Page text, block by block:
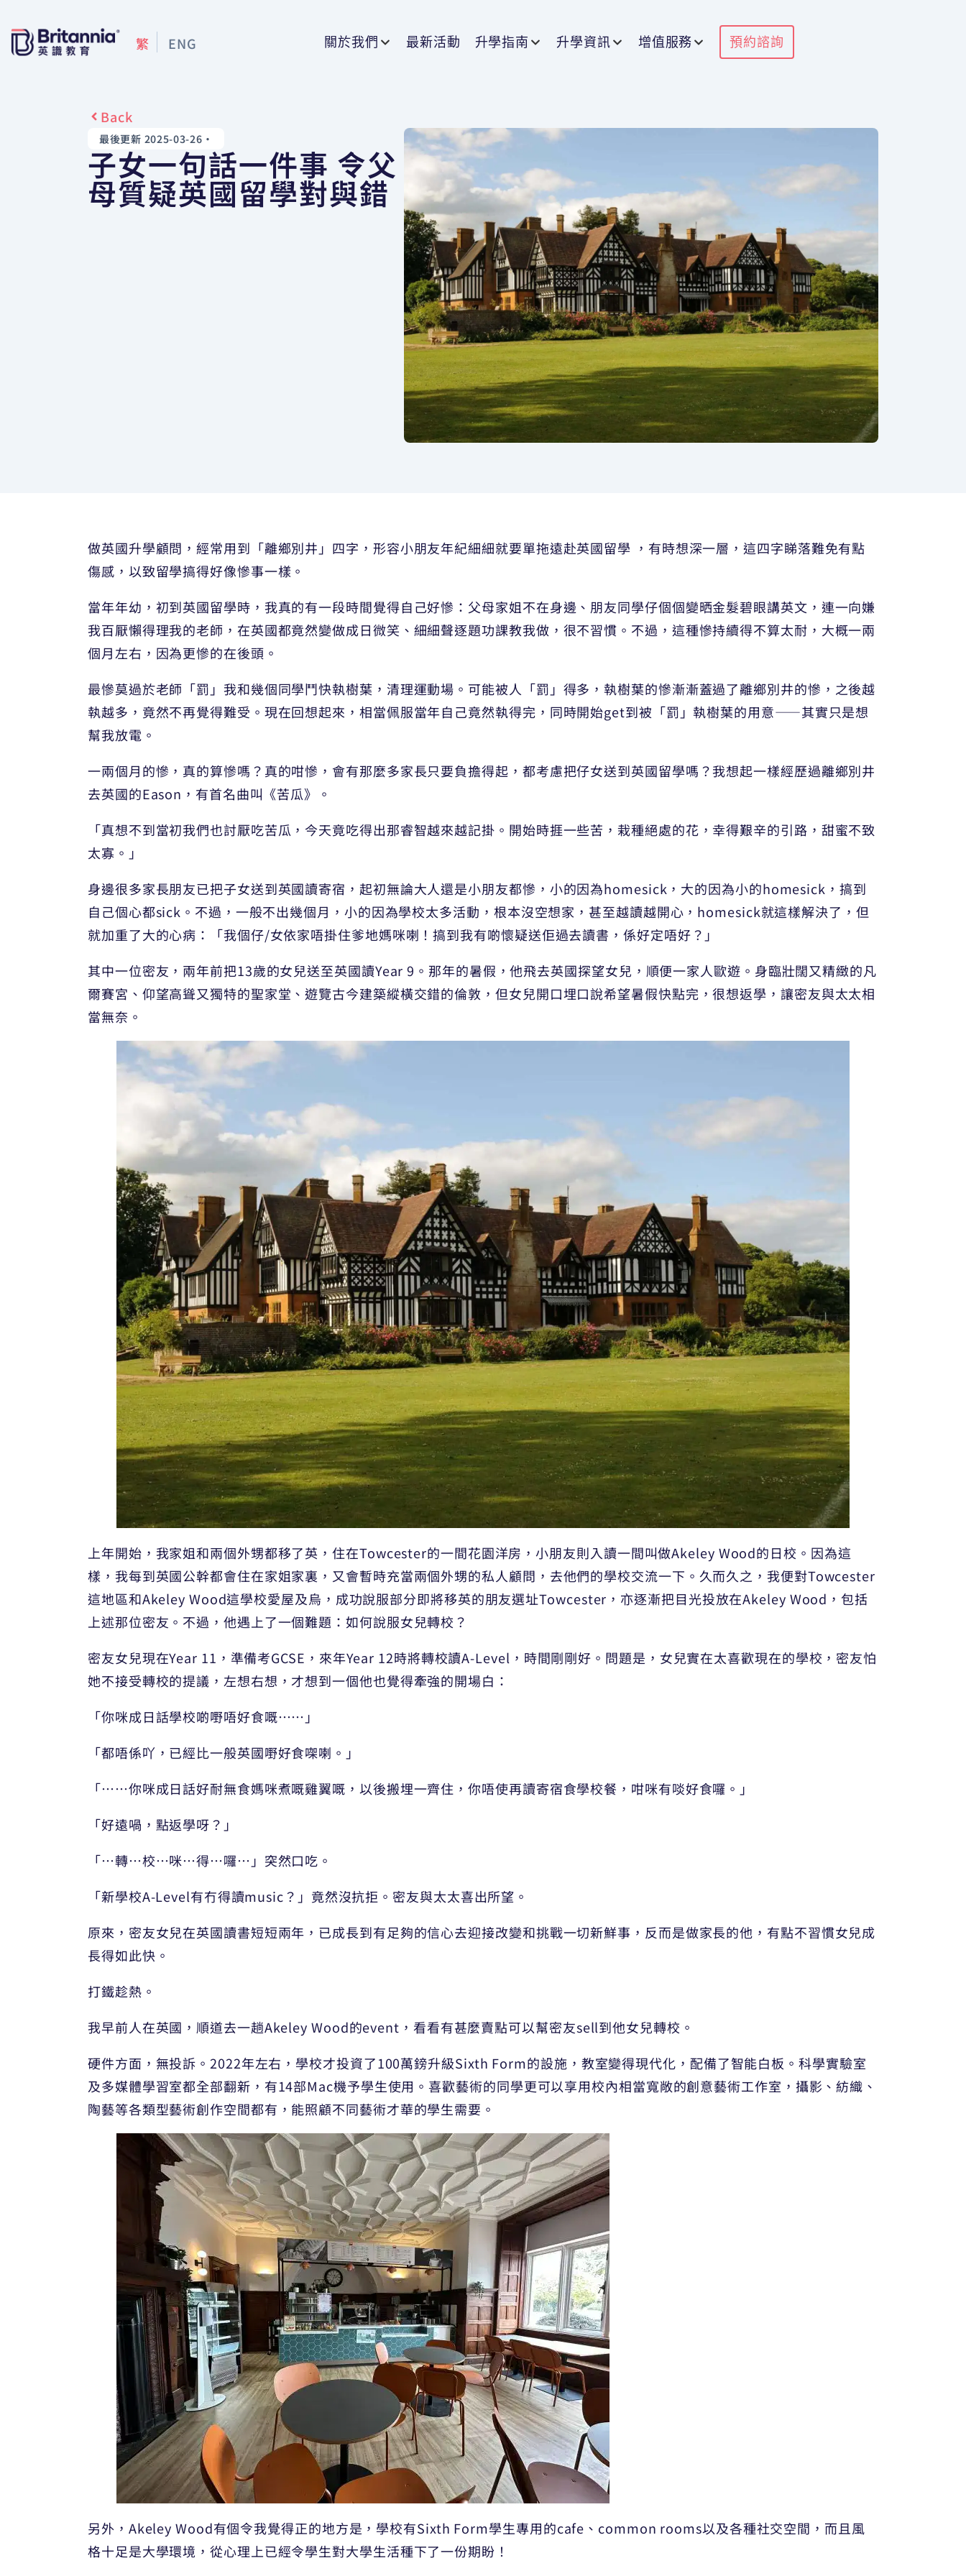
繁 ENG 關於我們 最新活動 升學指南 升學資訊 增值服務 預約諮詢
Back
最後更新 2025-03-26 •
子女一句話一件事 令父
母質疑英國留學對與錯
做英國升學顧問，經常用到「離鄉別井」四字，形容小朋友年紀細細就要單拖遠赴英國留學 ，有時想深一層，這四字睇落難免有點
傷感，以致留學搞得好像慘事一樣。
當年年幼，初到英國留學時，我真的有一段時間覺得自己好慘：父母家姐不在身邊、朋友同學仔個個變晒金髮碧眼講英文，連一向嫌
我百厭懶得理我的老師，在英國都竟然變做成日微笑、細細聲逐題功課教我做，很不習慣。不過，這種慘持續得不算太耐，大概一兩
個月左右，因為更慘的在後頭。
最慘莫過於老師「罰」我和幾個同學鬥快執樹葉，清理運動場。可能被人「罰」得多，執樹葉的慘漸漸蓋過了離鄉別井的慘，之後越
執越多，竟然不再覺得難受。現在回想起來，相當佩服當年自己竟然執得完，同時開始get到被「罰」執樹葉的用意——其實只是想
幫我放電。
一兩個月的慘，真的算慘嗎？真的咁慘，會有那麼多家長只要負擔得起，都考慮把仔女送到英國留學嗎？我想起一樣經歷過離鄉別井
去英國的Eason，有首名曲叫《苦瓜》。
「真想不到當初我們也討厭吃苦瓜，今天竟吃得出那睿智越來越記掛。開始時捱一些苦，栽種絕處的花，幸得艱辛的引路，甜蜜不致
太寡。」
身邊很多家長朋友已把子女送到英國讀寄宿，起初無論大人還是小朋友都慘，小的因為homesick，大的因為小的homesick，搞到
自己個心都sick。不過，一般不出幾個月，小的因為學校太多活動，根本沒空想家，甚至越讀越開心，homesick就這樣解決了，但
就加重了大的心病：「我個仔/女依家唔掛住爹地媽咪喇！搞到我有啲懷疑送佢過去讀書，係好定唔好？」
其中一位密友，兩年前把13歲的女兒送至英國讀Year 9。那年的暑假，他飛去英國探望女兒，順便一家人歐遊。身臨壯闊又精緻的凡
爾賽宮、仰望高聳又獨特的聖家堂、遊覽古今建築縱橫交錯的倫敦，但女兒開口埋口說希望暑假快點完，很想返學，讓密友與太太相
當無奈。
上年開始，我家姐和兩個外甥都移了英，住在Towcester的一間花園洋房，小朋友則入讀一間叫做Akeley Wood的日校。因為這
樣，我每到英國公幹都會住在家姐家裏，又會暫時充當兩個外甥的私人顧問，去他們的學校交流一下。久而久之，我便對Towcester
這地區和Akeley Wood這學校愛屋及烏，成功說服部分即將移英的朋友選址Towcester，亦逐漸把目光投放在Akeley Wood，包括
上述那位密友。不過，他遇上了一個難題：如何說服女兒轉校？
密友女兒現在Year 11，準備考GCSE，來年Year 12時將轉校讀A-Level，時間剛剛好。問題是，女兒實在太喜歡現在的學校，密友怕
她不接受轉校的提議，左想右想，才想到一個他也覺得牽強的開場白：
「你咪成日話學校啲嘢唔好食嘅……」
「都唔係吖，已經比一般英國嘢好食㗎喇。」
「……你咪成日話好耐無食媽咪煮嘅雞翼嘅，以後搬埋一齊住，你唔使再讀寄宿食學校餐，咁咪有啖好食囉。」
「好遠喎，點返學呀？」
「…轉…校…咪…得…囉…」突然口吃。
「新學校A-Level有冇得讀music？」竟然沒抗拒。密友與太太喜出所望。
原來，密友女兒在英國讀書短短兩年，已成長到有足夠的信心去迎接改變和挑戰一切新鮮事，反而是做家長的他，有點不習慣女兒成
長得如此快。
打鐵趁熱。
我早前人在英國，順道去一趟Akeley Wood的event，看看有甚麼賣點可以幫密友sell到他女兒轉校。
硬件方面，無投訴。2022年左右，學校才投資了100萬鎊升級Sixth Form的設施，教室變得現代化，配備了智能白板。科學實驗室
及多媒體學習室都全部翻新，有14部Mac機予學生使用。喜歡藝術的同學更可以享用校內相當寬敞的創意藝術工作室，攝影、紡織、
陶藝等各類型藝術創作空間都有，能照顧不同藝術才華的學生需要。
另外，Akeley Wood有個令我覺得正的地方是，學校有Sixth Form學生專用的cafe、common rooms以及各種社交空間，而且風
格十足是大學環境，從心理上已經令學生對大學生活種下了一份期盼！